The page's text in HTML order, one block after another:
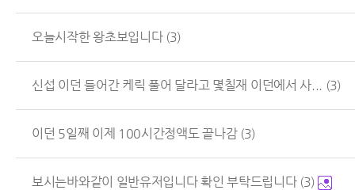
오늘시작한 왕초보입니다 (3)
신섭 이던 들어간 케릭 풀어 달라고 몇칠재 이던에서 사... (3)
이던 5일째 이제 100시간정액도 끝나감 (3)
보시는바와같이 일반유저입니다 확인 부탁드립니다 (3)